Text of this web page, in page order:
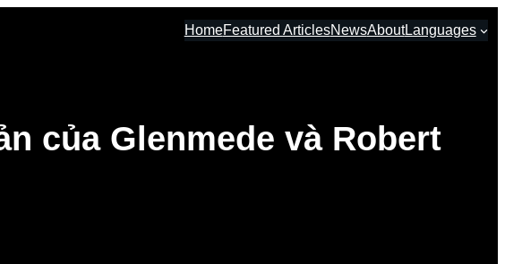
HomeFeatured ArticlesNewsAboutLanguages
của Glenmede và Robert